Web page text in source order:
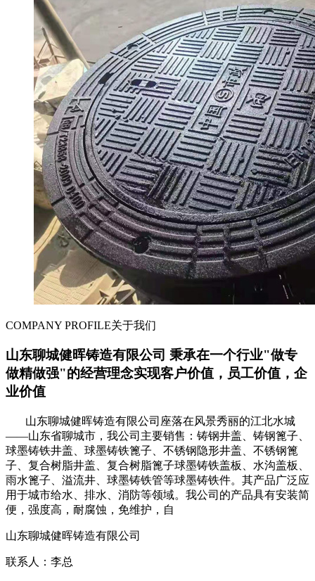
COMPANY PROFILE关于我们
山东聊城健晖铸造有限公司 秉承在一个行业"做专
做精做强"的经营理念实现客户价值，员工价值，企
业价值
山东聊城健晖铸造有限公司座落在风景秀丽的江北水城
——山东省聊城市，我公司主要销售：铸钢井盖、铸钢篦子、
球墨铸铁井盖、球墨铸铁篦子、不锈钢隐形井盖、不锈钢篦
子、复合树脂井盖、复合树脂篦子球墨铸铁盖板、水沟盖板、
雨水篦子、溢流井、球墨铸铁管等球墨铸铁件。其产品广泛应
用于城市给水、排水、消防等领域。我公司的产品具有安装简
便，强度高，耐腐蚀，免维护，自
山东聊城健晖铸造有限公司
联系人：李总